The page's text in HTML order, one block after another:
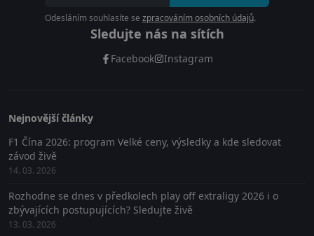
Odesláním souhlasíte se zpracováním osobních údajů.
Sledujte nás na sítích
Facebook Instagram
Nejnovější články
F1 Čína 2026: program Velké ceny, výsledky a kde sledovat
závod živě
14. 03. 2026
Rozhodne se dnes v předkolech play off extraligy 2026 i o
zbývajících postupujících? Sledujte živě
13. 03. 2026